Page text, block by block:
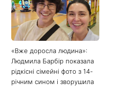
«Вже доросла людина»:
Людмила Барбір показала
рідкісні сімейні фото з 14-
річним сином і зворушила